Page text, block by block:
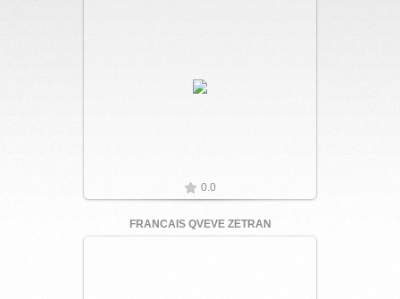
Увеличить
0.0
FRANCAIS QVEVE ZETRAN